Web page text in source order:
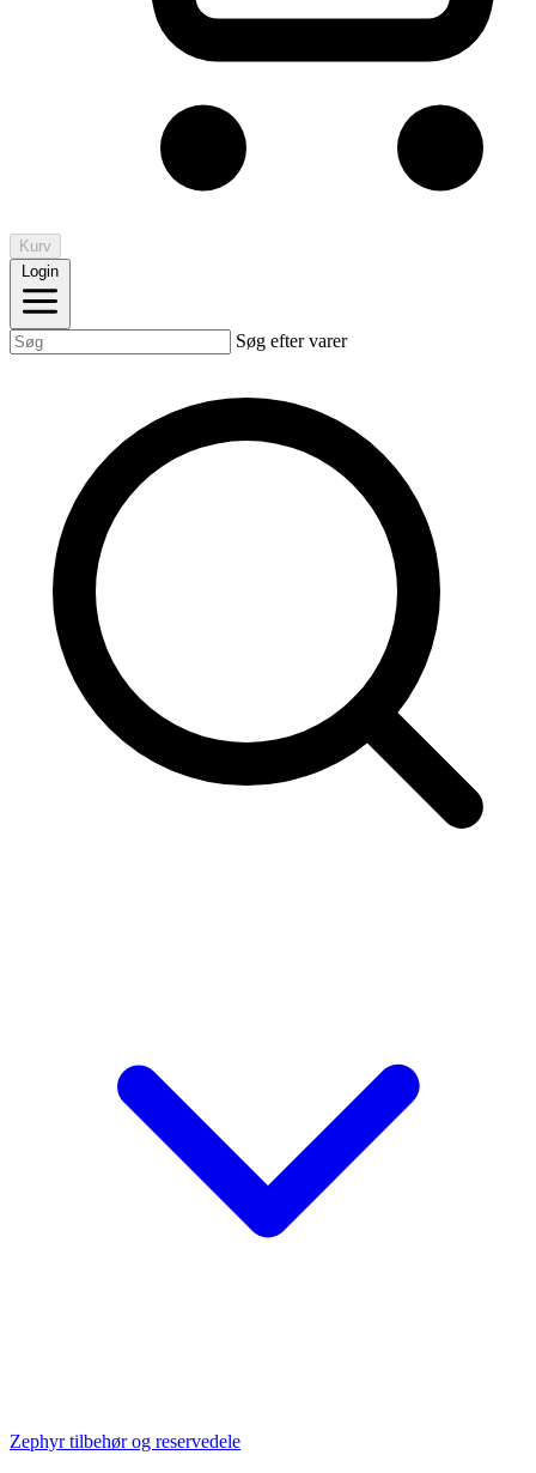
Kurv
Login
Søg efter varer
Zephyr tilbehør og reservedele